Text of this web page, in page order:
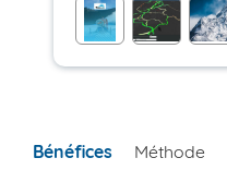
Bénéfices Méthode